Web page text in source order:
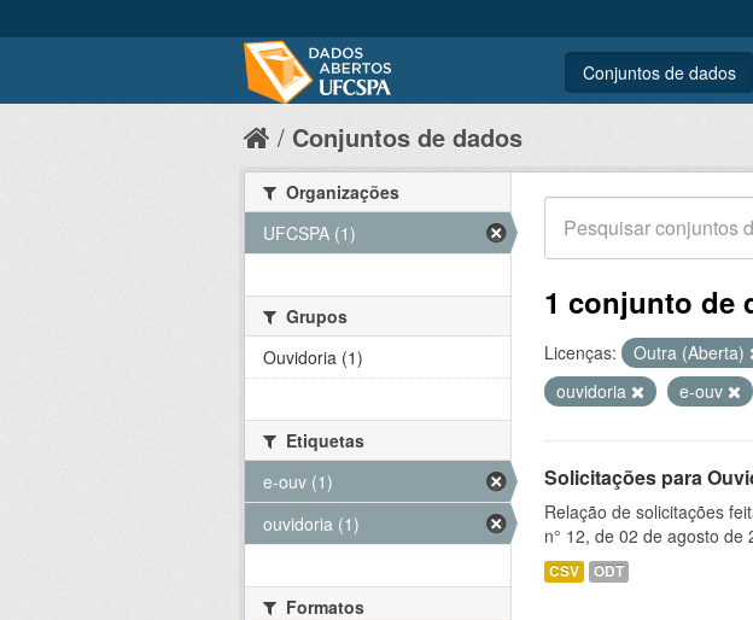
Conjuntos de dados
Conjuntos de dados
1 conjunto de
Licenças: Outra (Aberta)
ouvidoria
e-ouv
Solicitações para
Relação de solicitações
n° 12, de 02 de agosto
CSV ODT
Organizações
UFCSPA (1)
Grupos
Ouvidoria (1)
Etiquetas
e-ouv (1)
ouvidoria (1)
Formatos